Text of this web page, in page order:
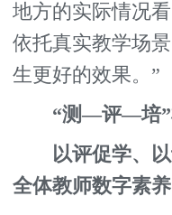
地方的实际情况
依托真实教学场
生更好的效果。”
“测—评—培”
以评促学、
全体教师数字素养